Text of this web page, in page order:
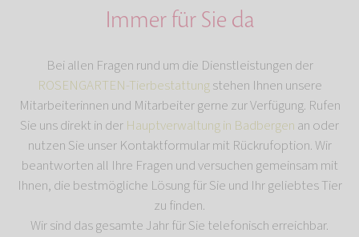
Immer für Sie da
Bei allen Fragen rund um die Dienstleistungen der
ROSENGARTEN-Tierbestattungstehen Ihnen unsere
Mitarbeiterinnen und Mitarbeiter gerne zur Verfügung. Rufen
Sie uns direkt in der Hauptverwaltung in Badbergen an oder
nutzen Sie unser Kontaktformular mit Rückrufoption. Wir
beantworten all Ihre Fragen und versuchen gemeinsam mit
Ihnen, die bestmögliche Lösung für Sie und Ihr geliebtes Tier
zu finden.
Wir sind das gesamte Jahr für Sie telefonisch erreichbar.